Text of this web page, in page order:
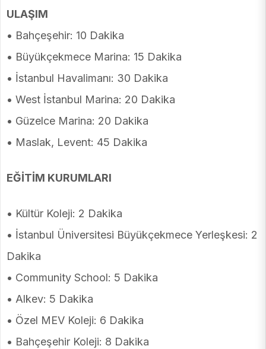
ULAŞIM
• Bahçeşehir: 10 Dakika
• Büyükçekmece Marina: 15 Dakika
• İstanbul Havalimanı: 30 Dakika
• West İstanbul Marina: 20 Dakika
• Güzelce Marina: 20 Dakika
• Maslak, Levent: 45 Dakika
EĞİTİM KURUMLARI
• Kültür Koleji: 2 Dakika
• İstanbul Üniversitesi Büyükçekmece Yerleşkesi: 2
Dakika
• Community School: 5 Dakika
• Alkev: 5 Dakika
• Özel MEV Koleji: 6 Dakika
• Bahçeşehir Koleji: 8 Dakika